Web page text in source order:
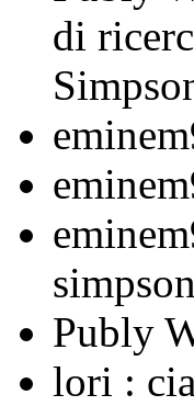
di
Publy
lori :